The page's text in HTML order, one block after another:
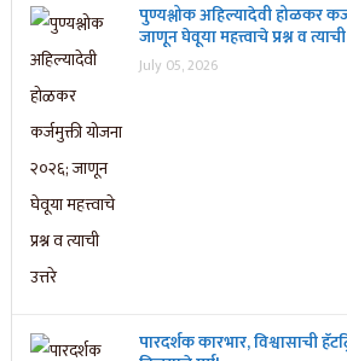
पुण्यश्लोक अहिल्यादेवी होळकर
जाणून घेवूया महत्त्वाचे प्रश्न व
July 05, 2026
पारदर्शक कारभार, विश्वासाची